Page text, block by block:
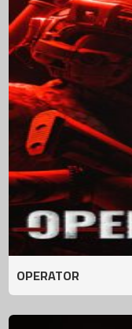
OPERATOR